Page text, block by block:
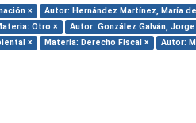
× Autor: Hernández Martínez, María
Otro × Autor: González Galván,
× Materia: Derecho Fiscal × Autor: